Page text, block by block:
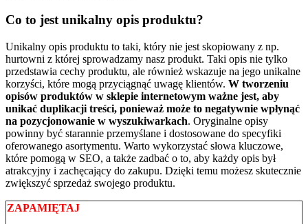
Co to jest unikalny opis produktu?
Unikalny opis produktu to taki, który nie jest skopiowany z np.
hurtowni z której sprowadzamy nasz produkt. Taki opis nie tylko
przedstawia cechy produktu, ale również wskazuje na jego unikalne
korzyści, które mogą przyciągnąć uwagę klientów. W tworzeniu
opisów produktów w sklepie internetowym ważne jest, aby
unikać duplikacji treści, ponieważ może to negatywnie wpłynąć
na pozycjonowanie w wyszukiwarkach. Oryginalne opisy
powinny być starannie przemyślane i dostosowane do specyfiki
oferowanego asortymentu. Warto wykorzystać słowa kluczowe,
które pomogą w SEO, a także zadbać o to, aby każdy opis był
atrakcyjny i zachęcający do zakupu. Dzięki temu możesz skutecznie
zwiększyć sprzedaż swojego produktu.
ZAPAMIĘTAJ